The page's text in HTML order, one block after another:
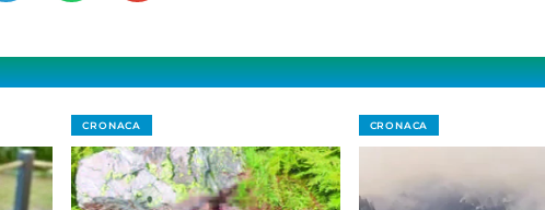
CRONACA CRONACA